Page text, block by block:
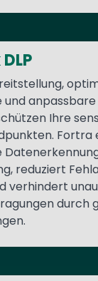
anpassbare
Ihre
reduziert
verhindert
durch